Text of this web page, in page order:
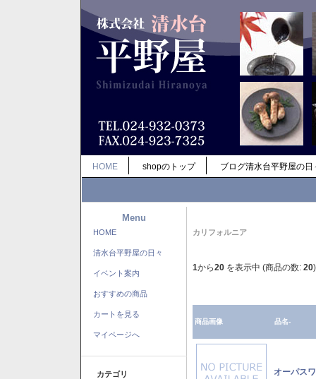
HOME shopのトップ ブログ清水台平野屋の日
Menu
HOME
清水台平野屋の日々
イベント案内
おすすめの商品
カートを見る
マイページへ
カテゴリ
カリフォルニア
1から20 を表示中 (商品の数: 20)
商品画像 品名-
オーパス